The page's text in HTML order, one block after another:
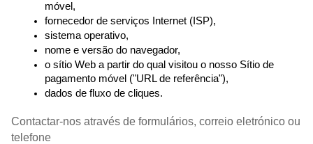
móvel,
fornecedor de serviços Internet (ISP),
sistema operativo,
nome e versão do navegador,
o sítio Web a partir do qual visitou o nosso Sítio de
pagamento móvel ("URL de referência"),
dados de fluxo de cliques.
Contactar-nos através de formulários, correio eletrónico ou
telefone